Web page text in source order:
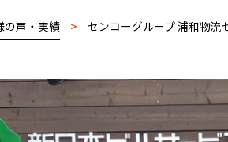
の声・実績 > センコーグループ 浦和物流